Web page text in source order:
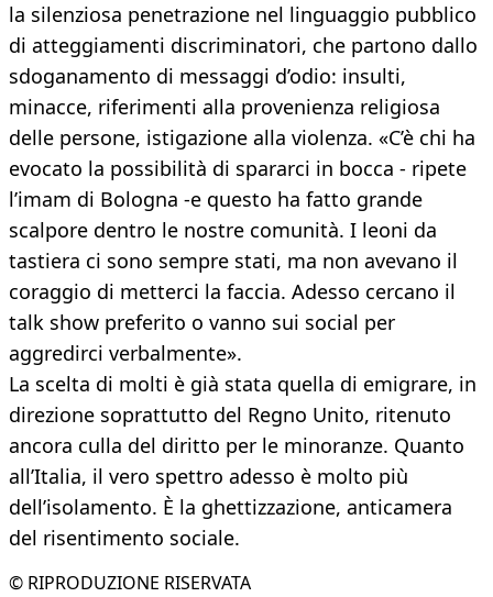
la silenziosa penetrazione nel linguaggio pubblico
di atteggiamenti discriminatori, che partono dallo
sdoganamento di messaggi d’odio: insulti,
minacce, riferimenti alla provenienza religiosa
delle persone, istigazione alla violenza. «C’è chi ha
evocato la possibilità di spararci in bocca - ripete
l’imam di Bologna -e questo ha fatto grande
scalpore dentro le nostre comunità. I leoni da
tastiera ci sono sempre stati, ma non avevano il
coraggio di metterci la faccia. Adesso cercano il
talk show preferito o vanno sui social per
aggredirci verbalmente».
La scelta di molti è già stata quella di emigrare, in
direzione soprattutto del Regno Unito, ritenuto
ancora culla del diritto per le minoranze. Quanto
all’Italia, il vero spettro adesso è molto più
dell’isolamento. È la ghettizzazione, anticamera
del risentimento sociale.
© RIPRODUZIONE RISERVATA